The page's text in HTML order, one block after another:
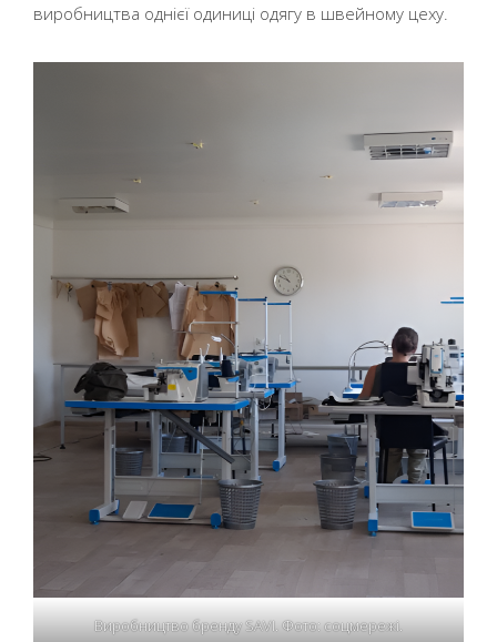
виробництва однієї одиниці одягу в швейному цеху.
Виробництво бренду SAVI. Фото: соцмережі.